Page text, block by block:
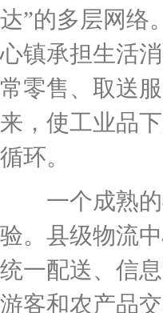
达”的多层网络
心镇承担生活
常零售、取送
来，使工业品
循环。
一个成熟的
验。县级物流
统一配送、信
游客和农产品